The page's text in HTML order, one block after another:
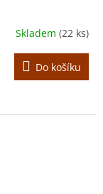
Skladem (22 ks)
Do košíku